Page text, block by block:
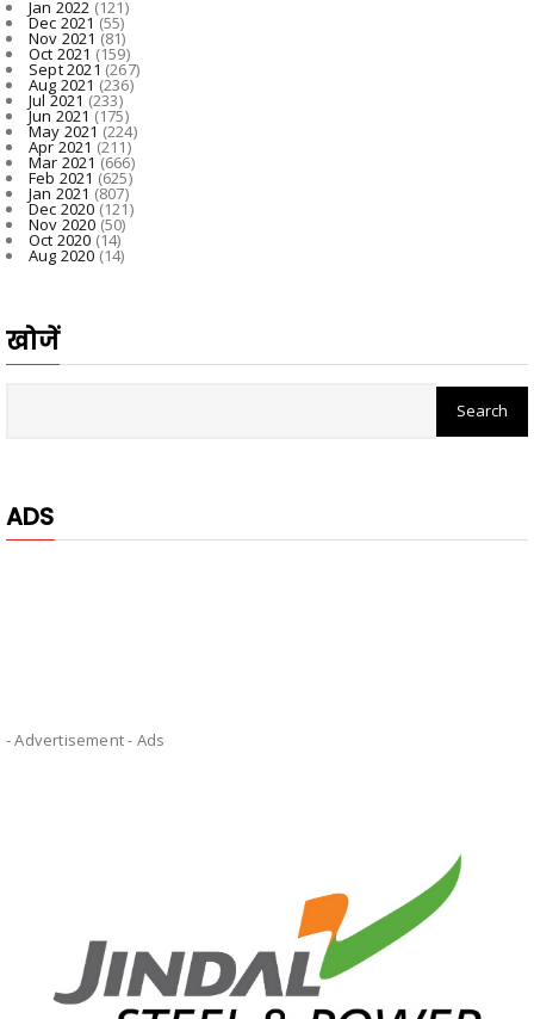
Jan 2022 (121)
Dec 2021 (55)
Nov 2021 (81)
Oct 2021 (159)
Sept 2021 (267)
Aug 2021 (236)
Jul 2021 (233)
Jun 2021(175)
May 2021(224)
Apr 2021 (211)
Mar 2021 (666)
Feb 2021 (625)
Jan 2021 (807)
Dec 2020(121)
Nov 2020 (50)
Oct 2020 (14)
Aug 2020(14)
खोजें
ADS
- Advertisement - Ads